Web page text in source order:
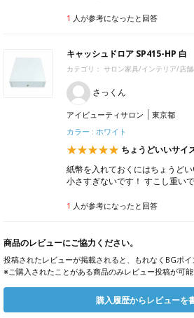
1 人が参考になったと回答
キャッシュドロア SP415-HP 白
カテゴリ： サロン家具/インテリア/店
さっくん
アイビューティサロン
東京都
カラー : ホワイト
ちょうどいいサイ
紙幣を入れておくにはちょうど
小さすぎないです！ すこし重い
1 人が参考になったと回答
商品のレビューにご協力ください。
投稿されたレビューが掲載されると、もれなくBGポ
※ご購入されたことがある商品のみレビュー投稿が可能
購入履歴からレビューを